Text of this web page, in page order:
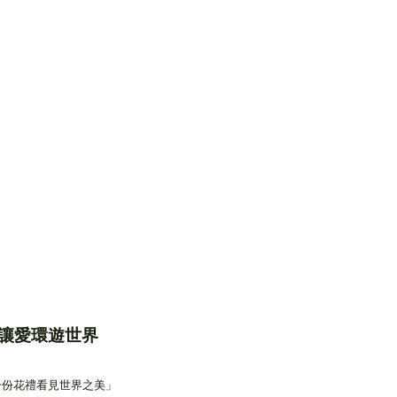
愛環遊世界
花禮看見世界之美」